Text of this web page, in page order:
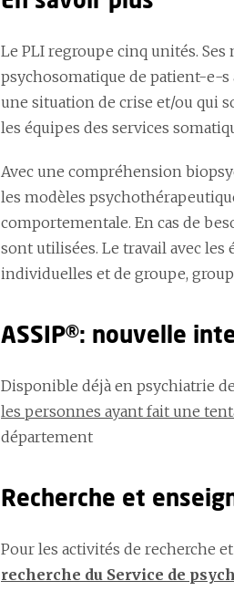
Le PLI regroupe cinq unités.
psychosomatique de patient-e-
une situation de crise et/ou qui
les équipes des services
Avec une compréhension
les modèles
comportementale. En cas de
sont utilisées. Le travail avec
individuelles et de groupe,
ASSIP®: nouvelle
Disponible déjà en psychiatrie
les personnes ayant fait une
département
Recherche et
Pour les activités de recherche
recherche du Service de